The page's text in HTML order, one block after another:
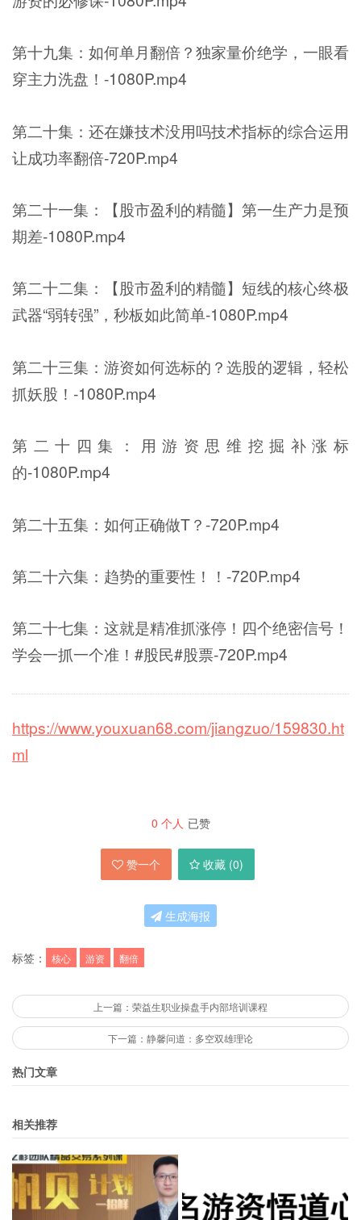
第十九集：如何单月翻倍？独家量价绝学，一眼看
穿主力洗盘！-1080P.mp4
第二十集：还在嫌技术没用吗技术指标的综合运用
让成功率翻倍-720P.mp4
第二十一集：【股市盈利的精髓】第一生产力是预
期差-1080P.mp4
第二十二集：【股市盈利的精髓】短线的核心终极
武器“弱转强”，秒板如此简单-1080P.mp4
第二十三集：游资如何选标的？选股的逻辑，轻松
抓妖股！-1080P.mp4
第二十四集：用游资思维挖掘补涨标
的-1080P.mp4
第二十五集：如何正确做T？-720P.mp4
第二十六集：趋势的重要性！！-720P.mp4
第二十七集：这就是精准抓涨停！四个绝密信号！
学会一抓一个准！#股民#股票-720P.mp4
https://www.youxuan68.com/jiangzuo/159830.ht
ml
0 个人 已赞
赞一个 收藏 (0)
生成海报
标签： 核心 游资 翻倍
上一篇：荣益生职业操盘手内部培训课程
下一篇：静馨问道：多空双雄理论
热门文章
相关推荐